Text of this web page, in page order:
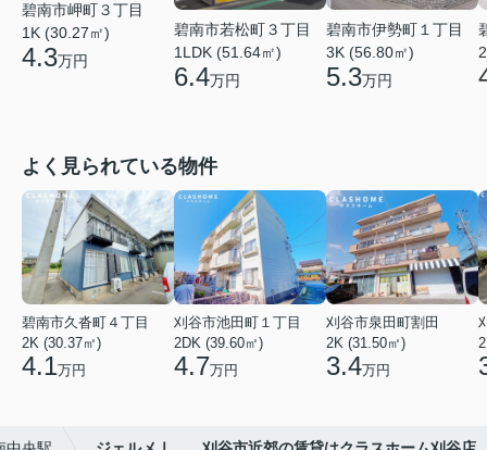
碧南市岬町３丁目
1K (30.27㎡)
4.3万円
碧南市若松町３丁目
1LDK (51.64㎡)
6.4万円
碧南市伊勢町１丁目
3K (56.80㎡)
5.3万円
よく見られている物件
碧南市久沓町４丁目
2K (30.37㎡)
4.1万円
刈谷市池田町１丁目
2DK (39.60㎡)
4.7万円
刈谷市泉田町割田
2K (31.50㎡)
3.4万円